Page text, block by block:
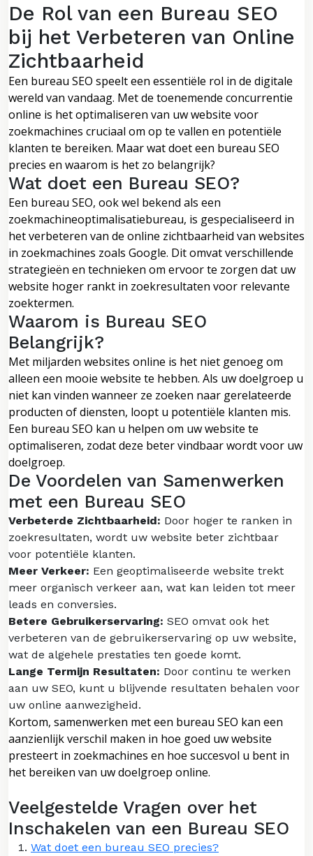
De Rol van een Bureau SEO
bij het Verbeteren van Online
Zichtbaarheid
Een bureau SEO speelt een essentiële rol in de digitale
wereld van vandaag. Met de toenemende concurrentie
online is het optimaliseren van uw website voor
zoekmachines cruciaal om op te vallen en potentiële
klanten te bereiken. Maar wat doet een bureau SEO
precies en waarom is het zo belangrijk?
Wat doet een Bureau SEO?
Een bureau SEO, ook wel bekend als een
zoekmachineoptimalisatiebureau, is gespecialiseerd in
het verbeteren van de online zichtbaarheid van websites
in zoekmachines zoals Google. Dit omvat verschillende
strategieën en technieken om ervoor te zorgen dat uw
website hoger rankt in zoekresultaten voor relevante
zoektermen.
Waarom is Bureau SEO
Belangrijk?
Met miljarden websites online is het niet genoeg om
alleen een mooie website te hebben. Als uw doelgroep u
niet kan vinden wanneer ze zoeken naar gerelateerde
producten of diensten, loopt u potentiële klanten mis.
Een bureau SEO kan u helpen om uw website te
optimaliseren, zodat deze beter vindbaar wordt voor uw
doelgroep.
De Voordelen van Samenwerken
met een Bureau SEO
Verbeterde Zichtbaarheid: Door hoger te ranken in
zoekresultaten, wordt uw website beter zichtbaar
voor potentiële klanten.
Meer Verkeer: Een geoptimaliseerde website trekt
meer organisch verkeer aan, wat kan leiden tot meer
leads en conversies.
Betere Gebruikerservaring: SEO omvat ook het
verbeteren van de gebruikerservaring op uw website,
wat de algehele prestaties ten goede komt.
Lange Termijn Resultaten: Door continu te werken
aan uw SEO, kunt u blijvende resultaten behalen voor
uw online aanwezigheid.
Kortom, samenwerken met een bureau SEO kan een
aanzienlijk verschil maken in hoe goed uw website
presteert in zoekmachines en hoe succesvol u bent in
het bereiken van uw doelgroep online.
Veelgestelde Vragen over het
Inschakelen van een Bureau SEO
Wat doet een bureau SEO precies?